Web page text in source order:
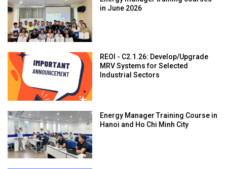
in June 2026
REOI - C2.1.26: Develop/Upgrade
MRV Systems for Selected
Industrial Sectors
Energy Manager Training Course in
Hanoi and Ho Chi Minh City